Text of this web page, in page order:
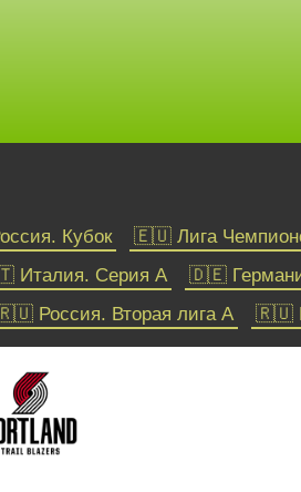
Кубок 🇪🇺 Лига
Италия. Серия А 🇩🇪
Россия. Вторая лига А 🇷🇺